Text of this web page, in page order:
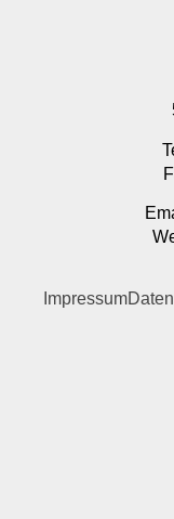
Impressum